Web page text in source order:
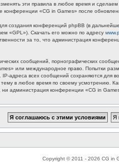
эти правила в любое время и
конференции «CG in Games» после
создания конференций phpBB (в
«GPL»). Скачать его можно по адресу
за то, что администрация
сообщений, порнографических
или международное право. Попытки
адреса всех сообщений сохраняются
в любое время по своему усмотрению.
администрация конференции «CG in
Copyright © 2011 - 2026 CG in